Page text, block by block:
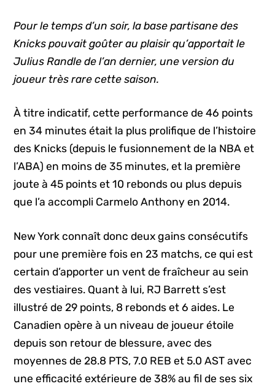
Pour le temps d’un soir, la base partisane des
Knicks pouvait goûter au plaisir qu’apportait le
Julius Randle de l’an dernier, une versiondu
joueurtrès rare cette saison.
À titre indicatif, cette performance de 46 points
en 34 minutes était la plus prolifique de l’histoire
des Knicks (depuis le fusionnement de la NBA et
l’ABA) en moins de 35 minutes, et la première
joute à 45 points et 10 rebonds ou plus depuis
que l’a accompli Carmelo Anthony en 2014.
New York connaît donc deux gains consécutifs
pour une première fois en 23 matchs, ce qui est
certain d’apporter un vent de fraîcheur au sein
des vestiaires. Quant à lui, RJ Barrett s’est
illustré de 29 points, 8 rebonds et 6 aides. Le
Canadien opère à un niveau de joueur étoile
depuis son retour de blessure, avec des
moyennes de 28.8 PTS, 7.0 REB et 5.0 AST avec
une efficacité extérieure de 38% au fil de ses six